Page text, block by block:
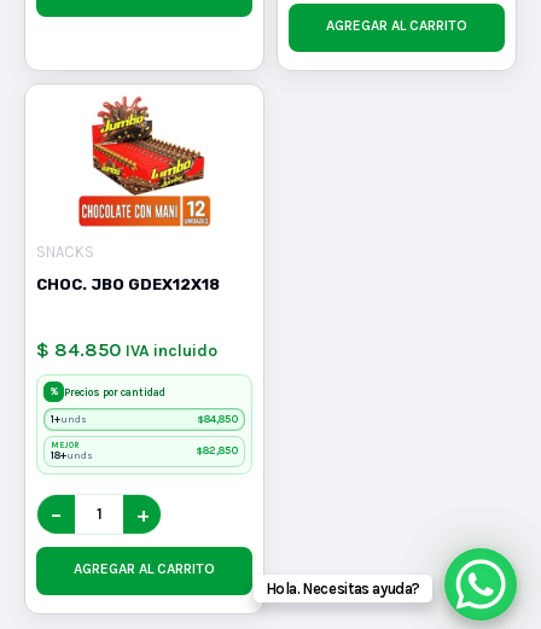
AGREGAR AL CARRITO
SNACKS
CHOC. JBO GDEX12X18
$ 84.850 IVA incluido
% Precios por cantidad
1+unds $84,850
MEJOR
18+unds $82,850
− +
AGREGAR AL CARRITO
Hola. Necesitas ayuda?